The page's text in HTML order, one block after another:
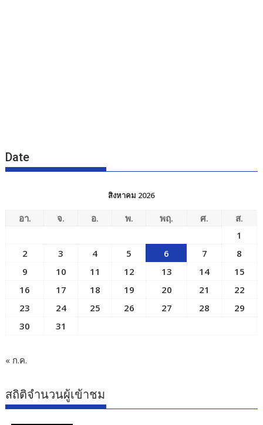
Date
สิงหาคม 2026
อา. จ. อ. พ. พฤ. ศ.
ส.
1
2
3 4 5 6 7
8
9
10 11 12 13 14
15
16
17 18 19 20 21
22
23
24 25 26 27 28
29
30
31
« ก.ค.
สถิติจำนวนผู้เข้าชม